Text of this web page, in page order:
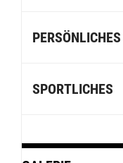
PERSÖNLICHES
SPORTLICHES